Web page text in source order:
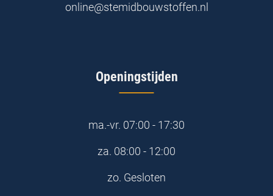
online@stemidbouwstoffen.nl
Openingstijden
ma.-vr. 07:00 - 17:30
za. 08:00 - 12:00
zo. Gesloten